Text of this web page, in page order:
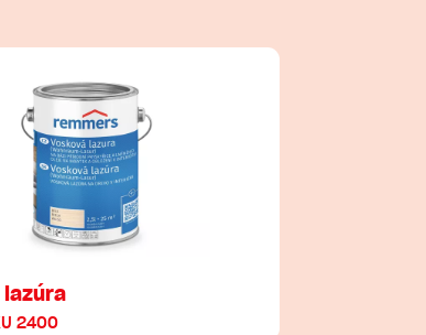
lazúra
2400